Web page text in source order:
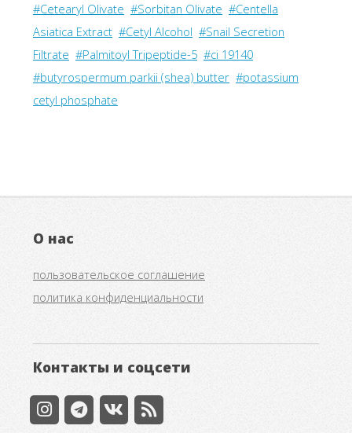
#Cetearyl Olivate #Sorbitan Olivate #Centella
Asiatica Extract #Cetyl Alcohol #Snail Secretion
Filtrate #Palmitoyl Tripeptide-5 #ci 19140
#butyrospermum parkii (shea) butter #potassium
cetyl phosphate
О нас
пользовательское соглашение
политика конфиденциальности
Контакты и соцсети